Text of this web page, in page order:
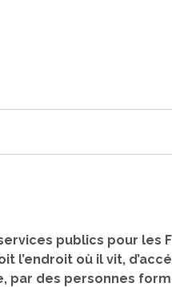
publics pour les
l’endroit où il vit,
par des personnes